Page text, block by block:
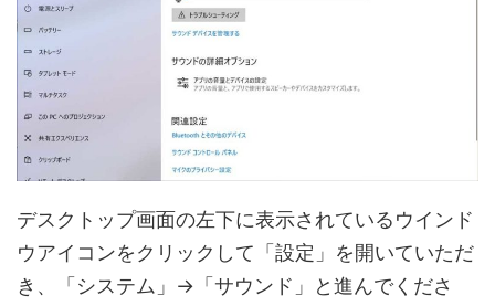
デスクトップ画面の左下に表示されているウインド
ウアイコンをクリックして「設定」を開いていただ
き、「システム」→「サウンド」と進んでくださ